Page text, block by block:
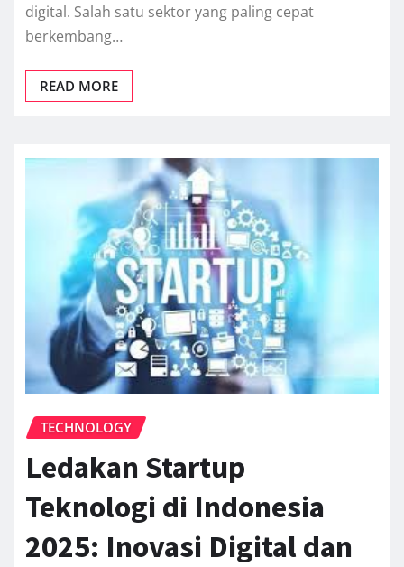
digital. Salah satu sektor yang paling cepat
berkembang…
READ MORE
TECHNOLOGY
Ledakan Startup
Teknologi di Indonesia
2025: Inovasi Digital dan